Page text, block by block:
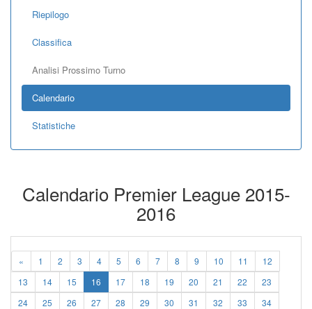
Riepilogo
Classifica
Analisi Prossimo Turno
Calendario
Statistiche
Calendario Premier League 2015-
2016
« 1 2 3 4 5 6 7 8 9 10 11
12
13
14 15 16 17 18 19 20 21 22
23
24
25 26 27 28 29 30 31 32 33
34